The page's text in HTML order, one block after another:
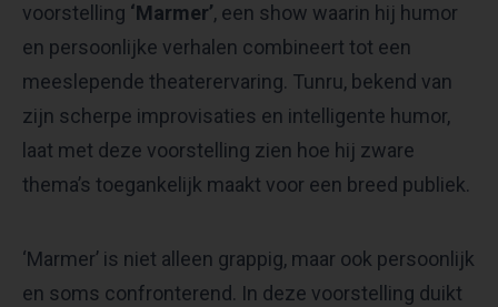
voorstelling ‘Marmer’, een show waarin hij humor
en persoonlijke verhalen combineert tot een
meeslepende theaterervaring. Tunru, bekend van
zijn scherpe improvisaties en intelligente humor,
laat met deze voorstelling zien hoe hij zware
thema’s toegankelijk maakt voor een breed publiek.
‘Marmer’ is niet alleen grappig, maar ook persoonlijk
en soms confronterend. In deze voorstelling duikt